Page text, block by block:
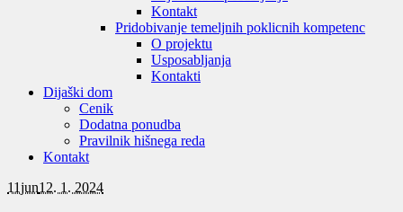
Kontakt
Pridobivanje temeljnih poklicnih kompetenc
O projektu
Usposabljanja
Kontakti
Dijaški dom
Cenik
Dodatna ponudba
Pravilnik hišnega reda
Kontakt
11jun12. 1. 2024